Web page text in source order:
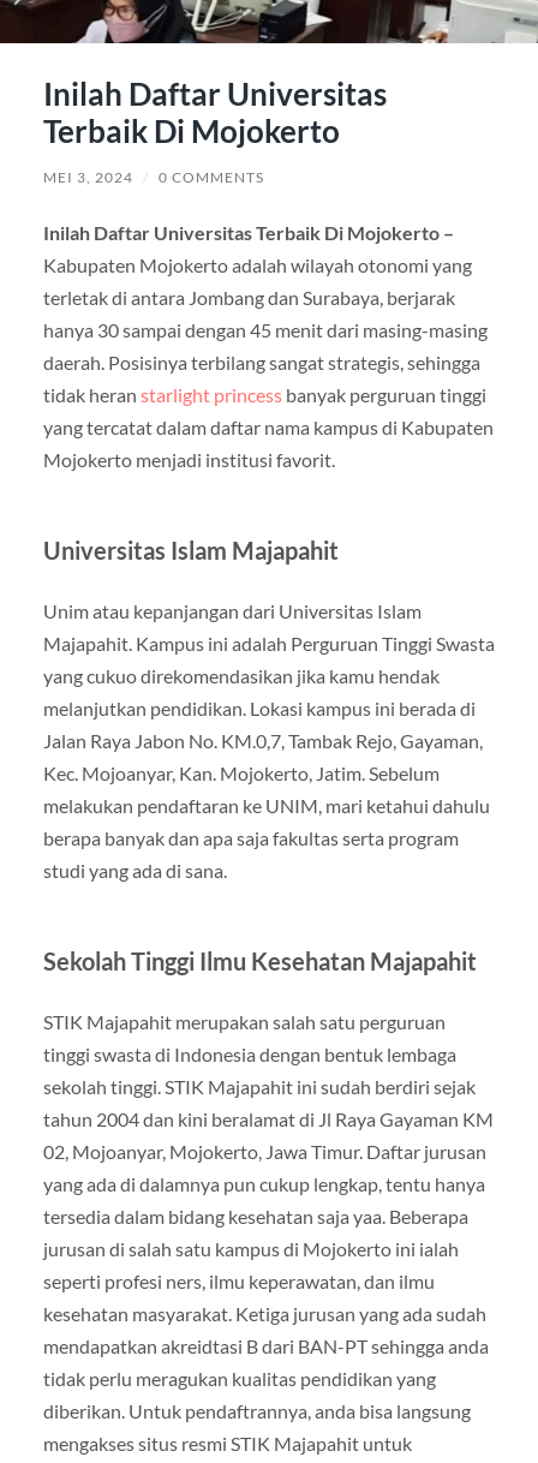
Inilah Daftar Universitas
Terbaik Di Mojokerto
MEI 3, 2024 / 0 COMMENTS
Inilah Daftar Universitas Terbaik Di Mojokerto –
Kabupaten Mojokerto adalah wilayah otonomi yang
terletak di antara Jombang dan Surabaya, berjarak
hanya 30 sampai dengan 45 menit dari masing-masing
daerah. Posisinya terbilang sangat strategis, sehingga
tidak heran starlight princessbanyak perguruan tinggi
yang tercatat dalam daftar nama kampus di Kabupaten
Mojokerto menjadi institusi favorit.
Universitas Islam Majapahit
Unim atau kepanjangan dari Universitas Islam
Majapahit. Kampus ini adalah Perguruan Tinggi Swasta
yang cukuo direkomendasikan jika kamu hendak
melanjutkan pendidikan. Lokasi kampus ini berada di
Jalan Raya Jabon No. KM.0,7, Tambak Rejo, Gayaman,
Kec. Mojoanyar, Kan. Mojokerto, Jatim. Sebelum
melakukan pendaftaran ke UNIM, mari ketahui dahulu
berapa banyak dan apa saja fakultas serta program
studi yang ada di sana.
Sekolah Tinggi Ilmu Kesehatan Majapahit
STIK Majapahit merupakan salah satu perguruan
tinggi swasta di Indonesia dengan bentuk lembaga
sekolah tinggi. STIK Majapahit ini sudah berdiri sejak
tahun 2004 dan kini beralamat di Jl Raya Gayaman KM
02, Mojoanyar, Mojokerto, Jawa Timur. Daftar jurusan
yang ada di dalamnya pun cukup lengkap, tentu hanya
tersedia dalam bidang kesehatan saja yaa. Beberapa
jurusan di salah satu kampus di Mojokerto ini ialah
seperti profesi ners, ilmu keperawatan, dan ilmu
kesehatan masyarakat. Ketiga jurusan yang ada sudah
mendapatkan akreidtasi B dari BAN-PT sehingga anda
tidak perlu meragukan kualitas pendidikan yang
diberikan. Untuk pendaftrannya, anda bisa langsung
mengakses situs resmi STIK Majapahit untuk